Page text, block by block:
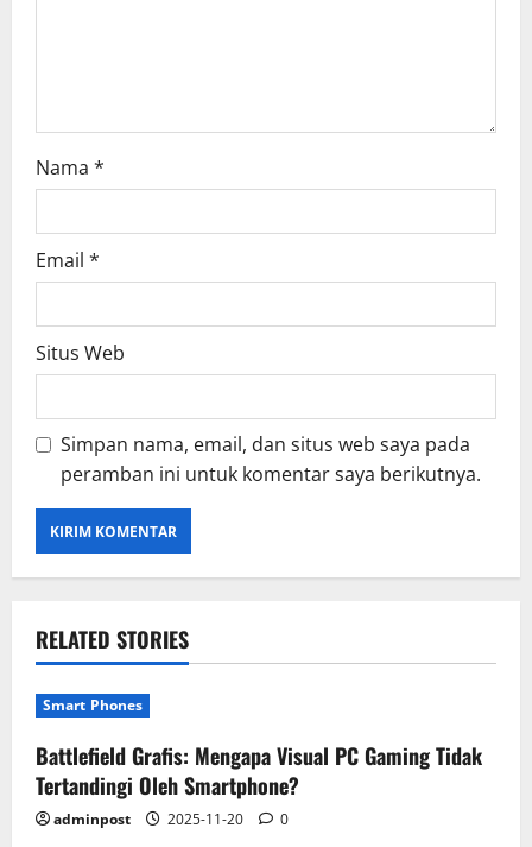
Nama *
Email *
Situs Web
Simpan nama, email, dan situs web saya pada
peramban ini untuk komentar saya berikutnya.
RELATED STORIES
Smart Phones
Battlefield Grafis: Mengapa Visual PC Gaming Tidak
Tertandingi Oleh Smartphone?
adminpost 2025-11-20 0